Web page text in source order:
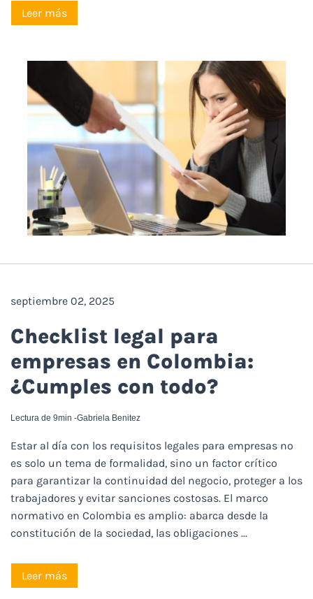
Leer más
septiembre 02, 2025
Checklist legal para
empresas en Colombia:
¿Cumples con todo?
Gabriela Benitez
Lectura de 9min -
Estar al día con los requisitos legales para empresas no
es solo un tema de formalidad, sino un factor crítico
para garantizar la continuidad del negocio, proteger a los
trabajadores y evitar sanciones costosas. El marco
normativo en Colombia es amplio: abarca desde la
constitución de la sociedad, las obligaciones ...
Leer más